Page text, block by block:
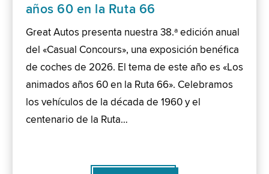
años 60 en la Ruta 66
Great Autos presenta nuestra 38.ª edición anual
del «Casual Concours», una exposición benéfica
de coches de 2026. El tema de este año es «Los
animados años 60 en la Ruta 66». Celebramos
los vehículos de la década de 1960 y el
centenario de la Ruta…